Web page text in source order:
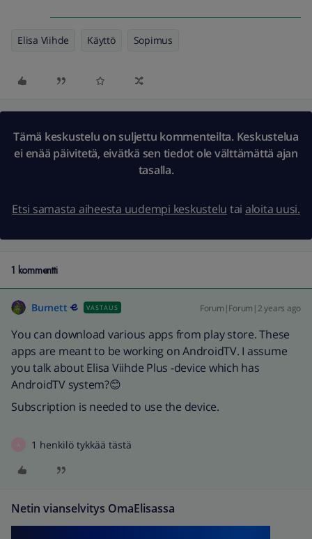
Elisa Viihde Käyttö Sopimus
Tämä keskustelu on suljettu kommenteilta. Keskustelua
ei enää päivitetä, eivätkä sen tiedot ole välttämättä ajan
tasalla.
Etsi samasta aiheesta uudempi keskustelu tai aloita uusi.
1 kommentti
Burnett VASTAUS Forum|Forum|2 years ago
You can download various apps from play store. These
apps are meant to be working on AndroidTV. I assume
you talk about Elisa Viihde Plus -device which has
AndroidTV system?😊
Subscription is needed to use the device.
1 henkilö tykkää tästä
Netin vianselvitys OmaElisassa